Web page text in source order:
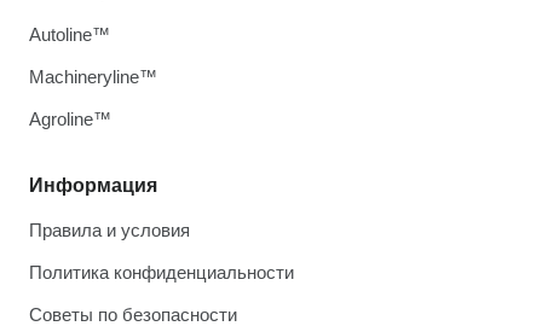
Информация
Правила и условия
Политика конфиденциальности
Советы по безопасности
Autoline™
Machineryline™
Agroline™